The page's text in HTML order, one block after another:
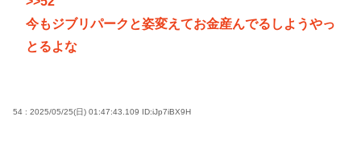
今もジブリパークと姿変えてお金産んでるしようやっ
とるよな
54 : 2025/05/25(日) 01:47:43.109 ID:iJp7iBX9H